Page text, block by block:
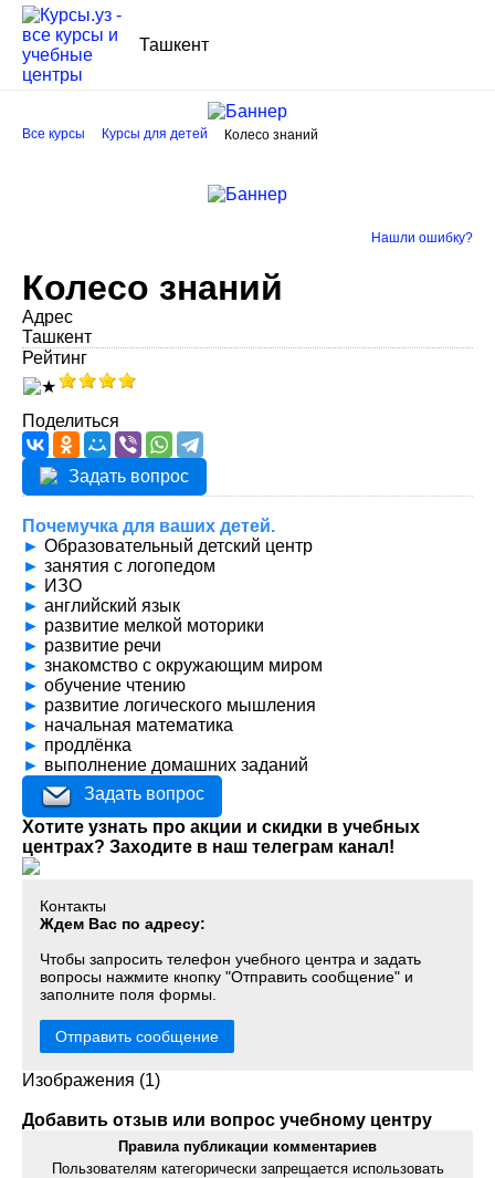
Ташкент
Все курсы Курсы для детей Колесо знаний
Нашли ошибку?
Колесо знаний
Адрес
Ташкент
Рейтинг
Поделиться
Задать вопрос
Почемучка для ваших детей.
► Образовательный детский центр
► занятия с логопедом
► ИЗО
► английский язык
► развитие мелкой моторики
► развитие речи
► знакомство с окружающим миром
► обучение чтению
► развитие логического мышления
► начальная математика
► продлёнка
► выполнение домашних заданий
Задать вопрос
Хотите узнать про акции и скидки в учебных
центрах? Заходите в наш телеграм канал!
Контакты
Ждем Вас по адресу:
Чтобы запросить телефон учебного центра и задать
вопросы нажмите кнопку "Отправить сообщение" и
заполните поля формы.
Отправить сообщение
Изображения (1)
Добавить отзыв или вопрос учебному центру
Правила публикации комментариев
Пользователям категорически запрещается использовать